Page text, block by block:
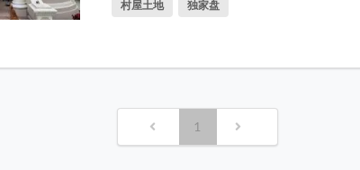
村屋土地 独家盘
1